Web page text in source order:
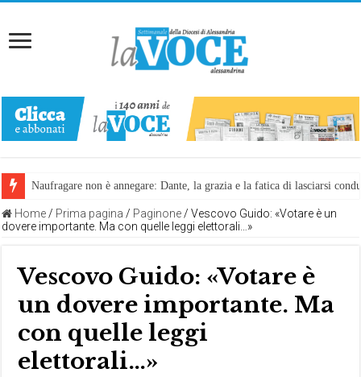
Naufragare non è annegare: Dante, la grazia e la fatica di lasciarsi
Home / Prima pagina / Paginone / Vescovo Guido: «Votare è un
dovere importante. Ma con quelle leggi elettorali…»
Vescovo Guido: «Votare è
un dovere importante. Ma
con quelle leggi
elettorali…»